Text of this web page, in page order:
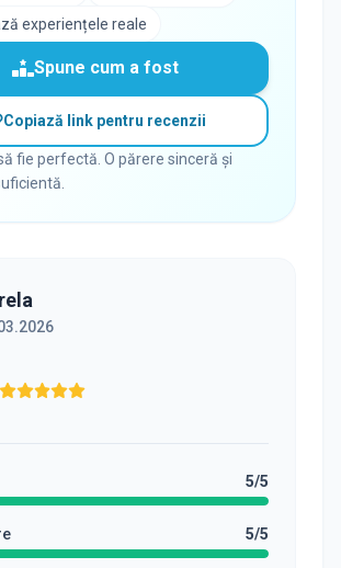
experiențele reale
Spune cum a fost
Copiază link pentru recenzii
fie perfectă. O părere sinceră și
5/5
5/5